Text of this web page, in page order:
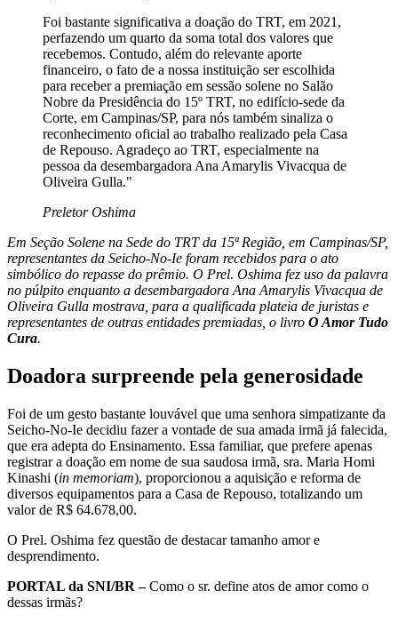
Foi bastante significativa a doação do TRT, em 2021,
perfazendo um quarto da soma total dos valores que
recebemos. Contudo, além do relevante aporte
financeiro, o fato de a nossa instituição ser escolhida
para receber a premiação em sessão solene no Salão
Nobre da Presidência do 15º TRT, no edifício-sede da
Corte, em Campinas/SP, para nós também sinaliza o
reconhecimento oficial ao trabalho realizado pela Casa
de Repouso. Agradeço ao TRT, especialmente na
pessoa da desembargadora Ana Amarylis Vivacqua de
Oliveira Gulla."
Preletor Oshima
Em Seção Solene na Sede do TRT da 15ª Região, em Campinas/SP,
representantes da Seicho-No-Ie foram recebidos para o ato
simbólico do repasse do prêmio. O Prel. Oshima fez uso da palavra
no púlpito enquanto a desembargadora Ana Amarylis Vivacqua de
Oliveira Gulla mostrava, para a qualificada plateia de juristas e
representantes de outras entidades premiadas, o livro O Amor Tudo
Cura.
Doadora surpreende pela generosidade
Foi de um gesto bastante louvável que uma senhora simpatizante da
Seicho-No-Ie decidiu fazer a vontade de sua amada irmã já falecida,
que era adepta do Ensinamento. Essa familiar, que prefere apenas
registrar a doação em nome de sua saudosa irmã, sra. Maria Homi
Kinashi (in memoriam), proporcionou a aquisição e reforma de
diversos equipamentos para a Casa de Repouso, totalizando um
valor de R$ 64.678,00.
O Prel. Oshima fez questão de destacar tamanho amor e
desprendimento.
PORTAL da SNI/BR –Como o sr. define atos de amor como o
dessas irmãs?